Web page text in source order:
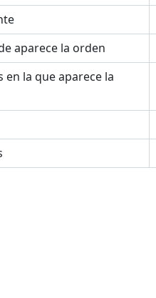
aparece la orden
la que aparece la